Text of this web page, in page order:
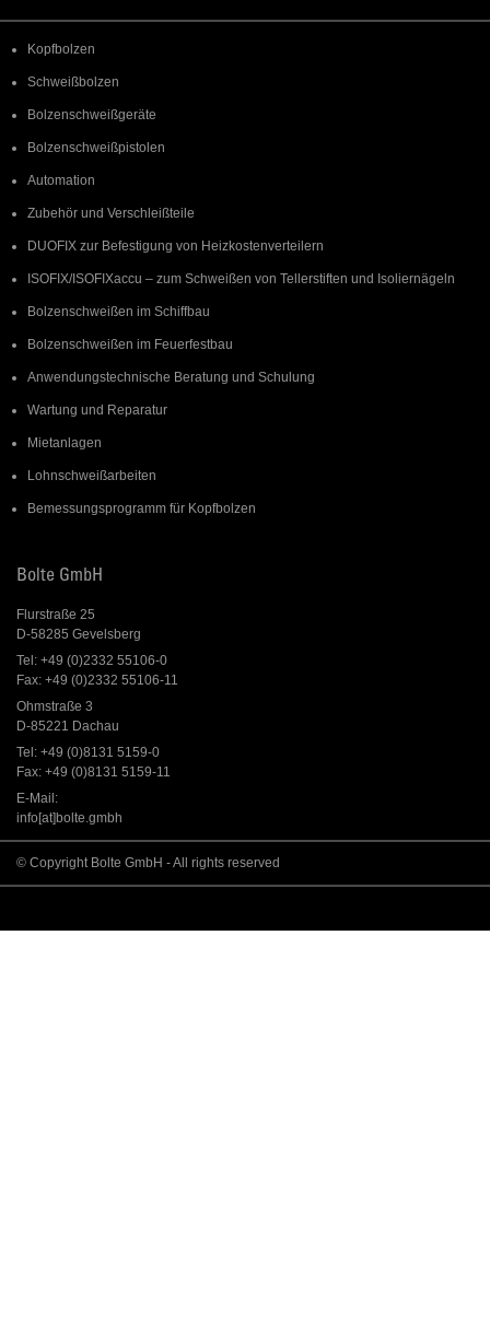
Kopfbolzen
Schweißbolzen
Bolzenschweißgeräte
Bolzenschweißpistolen
Automation
Zubehör und Verschleißteile
DUOFIX zur Befestigung von Heizkostenverteilern
ISOFIX/ISOFIXaccu – zum Schweißen von Tellerstiften und Isoliernägeln
Bolzenschweißen im Schiffbau
Bolzenschweißen im Feuerfestbau
Anwendungstechnische Beratung und Schulung
Wartung und Reparatur
Mietanlagen
Lohnschweißarbeiten
Bemessungsprogramm für Kopfbolzen
Bolte GmbH
Flurstraße 25
D-58285 Gevelsberg
Tel: +49 (0)2332 55106-0
Fax: +49 (0)2332 55106-11
Ohmstraße 3
D-85221 Dachau
Tel: +49 (0)8131 5159-0
Fax: +49 (0)8131 5159-11
E-Mail:
info[at]bolte.gmbh
© Copyright Bolte GmbH - All rights reserved